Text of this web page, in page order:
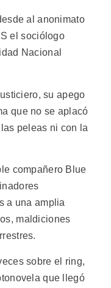
al anonimato
el sociólogo
Nacional
su apego
que no se aplacó
peleas ni con la
compañero Blue
a una amplia
maldiciones
sobre el ring,
que llegó